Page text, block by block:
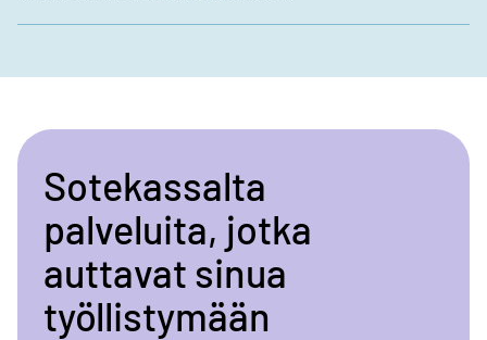
Sotekassalta
palveluita, jotka
auttavat sinua
työllistymään